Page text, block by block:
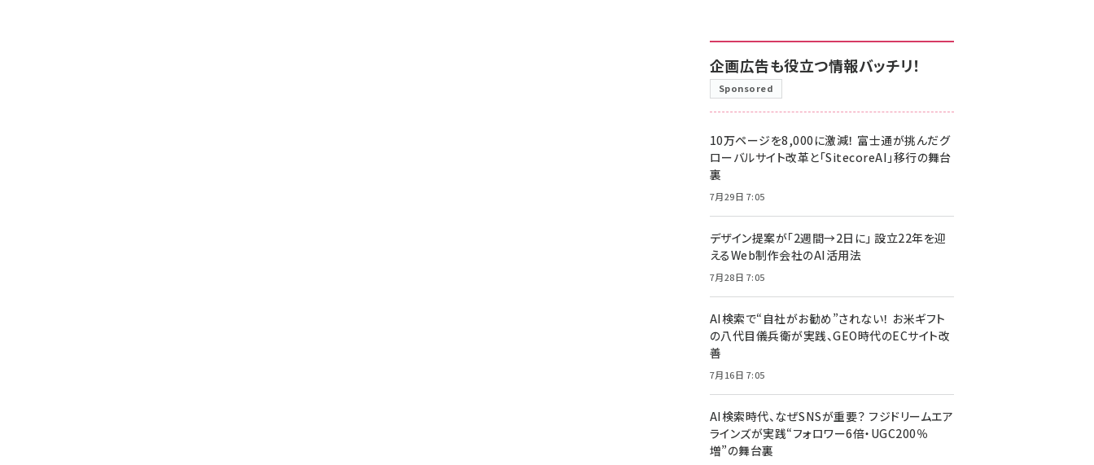
企画広告も役立つ情報バッチリ！
Sponsored
10万ページを8,000に激減！ 富士通が挑んだグ
ローバルサイト改革と「SitecoreAI」移行の舞台
裏
7月29日 7:05
デザイン提案が「2週間→2日に」 設立22年を迎
えるWeb制作会社のAI活用法
7月28日 7:05
AI検索で“自社がお勧め”されない！ お米ギフト
の八代目儀兵衛が実践、GEO時代のECサイト改
善
7月16日 7:05
AI検索時代、なぜSNSが重要？ フジドリームエア
ラインズが実践“フォロワー6倍・UGC200％
増”の舞台裏